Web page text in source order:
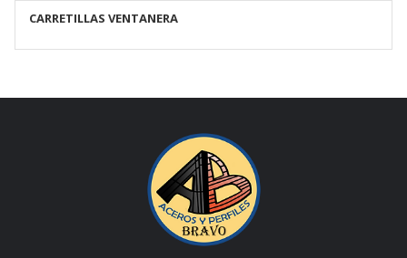
AÑADIR AL CARRITO
CARRETILLAS VENTANERA